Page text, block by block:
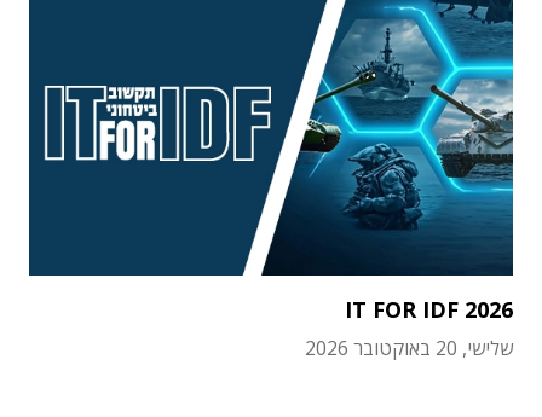
IT FOR IDF 2026
שלישי, 20 באוקטובר 2026